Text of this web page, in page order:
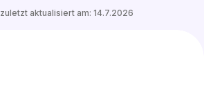
zuletzt aktualisiert am: 14.7.2026